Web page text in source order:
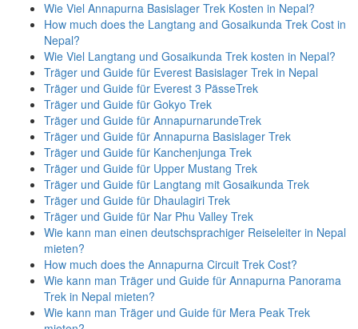
Wie Viel Annapurna Basislager Trek Kosten in Nepal?
How much does the Langtang and Gosaikunda Trek Cost in
Nepal?
Wie Viel Langtang und Gosaikunda Trek kosten in Nepal?
Träger und Guide für Everest Basislager Trek in Nepal
Träger und Guide für Everest 3 PässeTrek
Träger und Guide für Gokyo Trek
Träger und Guide für AnnapurnarundeTrek
Träger und Guide für Annapurna Basislager Trek
Träger und Guide für Kanchenjunga Trek
Träger und Guide für Upper Mustang Trek
Träger und Guide für Langtang mit Gosaikunda Trek
Träger und Guide für Dhaulagiri Trek
Träger und Guide für Nar Phu Valley Trek
Wie kann man einen deutschsprachiger Reiseleiter in Nepal
mieten?
How much does the Annapurna Circuit Trek Cost?
Wie kann man Träger und Guide für Annapurna Panorama
Trek in Nepal mieten?
Wie kann man Träger und Guide für Mera Peak Trek